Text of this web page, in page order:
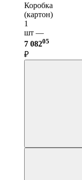
Коробка
(картон)
1
шт —
7 08205
₽